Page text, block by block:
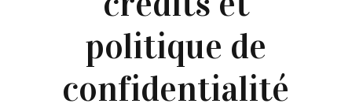
politique de
confidentialité